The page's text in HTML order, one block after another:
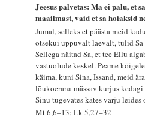
Jeesus palvetas: Ma ei palu, et
maailmast, vaid et sa hoiaksid
Jumal, selleks et päästa meid
otsekui uppuvalt laevalt, tulid Sa
Sellega näitad Sa, et tee Ellu
vastuolude keskel. Peame
käima, kuni Sina, Issand, meid
lõukoerana mässav kurjus
Sinu tugevates kätes varju
Mt 6,6–13; Lk 5,27–32